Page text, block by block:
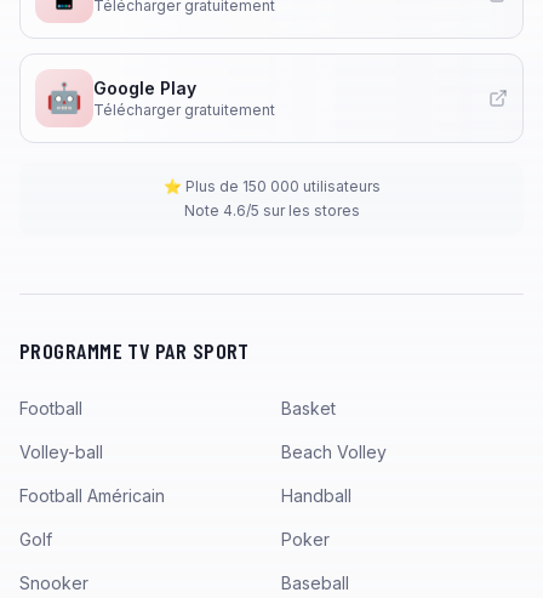
Télécharger gratuitement
🤖 Google Play
Télécharger gratuitement
⭐ Plus de 150 000 utilisateurs
Note 4.6/5 sur les stores
PROGRAMME TV PAR SPORT
Football Basket
Volley-ball Beach Volley
Football Américain Handball
Golf Poker
Snooker Baseball